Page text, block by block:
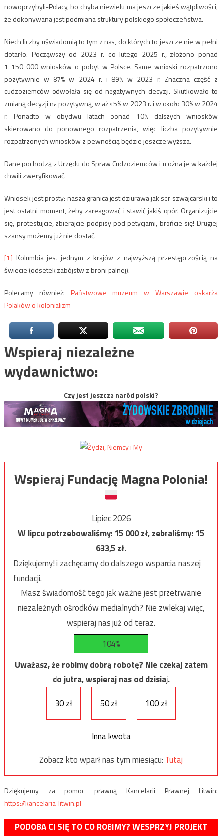
nowoprzybyli-Polacy, bo chyba niewielu ma jeszcze jakieś wątpliwości,
że dokonywana jest podmiana struktury polskiego społeczeństwa.
Niech liczby uświadomią to tym z nas, do których to jeszcze nie w pełni
dotarło. Począwszy od 2023 r. do lutego 2025 r., złożono ponad
1 150 000 wniosków o pobyt w Polsce. Same wnioski rozpatrzono
pozytywnie w 87% w 2024 r. i 89% w 2023 r. Znaczna część z
cudzoziemców odwołała się od negatywnych decyzji. Skutkowało to
zmianą decyzji na pozytywną, w aż 45% w 2023 r. i w około 30% w 2024
r. Ponadto w obydwu latach ponad 10% dalszych wniosków
skierowano do ponownego rozpatrzenia, więc liczba pozytywnie
rozpatrzonych wniosków z pewnością będzie jeszcze wyższa.
Dane pochodzą z Urzędu do Spraw Cudzoziemców i można je w każdej
chwili zweryfikować.
Wniosek jest prosty: nasza granica jest dziurawa jak ser szwajcarski i to
jest ostatni moment, żeby zareagować i stawić jakiś opór. Organizujcie
się, protestujcie, zbierajcie podpisy pod petycjami, brońcie się! Drugiej
szansy możemy już nie dostać.
[1] Kolumbia jest jednym z krajów z najwyższą przestępczością na
świecie (odsetek zabójstw z broni palnej).
Polecamy również: Państwowe muzeum w Warszawie oskarża
Polaków o kolonializm
Wspieraj niezależne
wydawnictwo:
Czy jest jeszcze naród polski?
Wspieraj Fundację Magna Polonia!
Lipiec 2026
W lipcu potrzebowaliśmy:15 000zł, zebraliśmy:15
633,5zł.
Dziękujemy! i zachęcamy do dalszego wsparcia naszej
fundacji.
Masz świadomość tego jak ważne jest przetrwanie
niezależnych ośrodków medialnych? Nie zwlekaj więc,
wspieraj nas już od teraz.
104%
Uważasz, że robimy dobrą robotę? Nie czekaj zatem
do jutra, wspieraj nas od dzisiaj.
30 zł
50 zł 100 zł
Inna kwota
Zobacz kto wparł nas tym miesiącu: Tutaj
Dziękujemy za pomoc prawną Kancelarii Prawnej Litwin:
https://kancelaria-litwin.pl
PODOBA CI SIĘ TO CO ROBIMY? WESPRZYJ PROJEKT